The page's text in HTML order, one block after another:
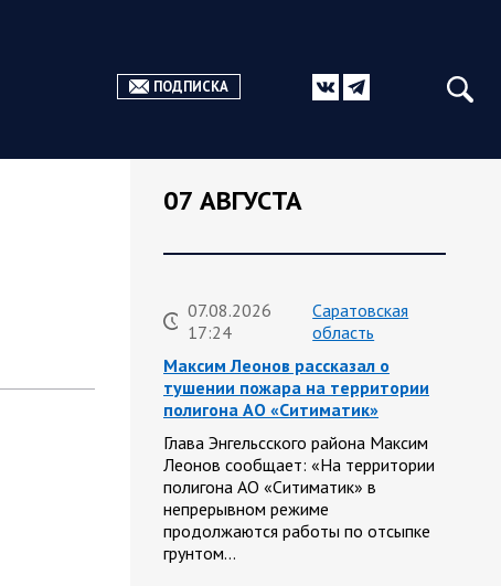
ПОДПИСКА
07 АВГУСТА
07.08.2026
17:24
Саратовская
область
Максим Леонов рассказал о
тушении пожара на территории
полигона АО «Ситиматик»
Глава Энгельсского района Максим
Леонов сообщает: «На территории
полигона АО «Ситиматик» в
непрерывном режиме
продолжаются работы по отсыпке
грунтом…